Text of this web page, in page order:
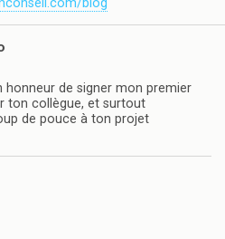
blog
honneur de signer mon premier
ton collègue, et surtout
de pouce à ton projet